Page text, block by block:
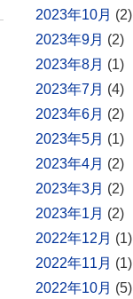
2023年10月 (2)
2023年9月 (2)
2023年8月 (1)
2023年7月 (4)
2023年6月 (2)
2023年5月 (1)
2023年4月 (2)
2023年3月 (2)
2023年1月 (2)
2022年12月 (1)
2022年11月 (1)
2022年10月 (5)